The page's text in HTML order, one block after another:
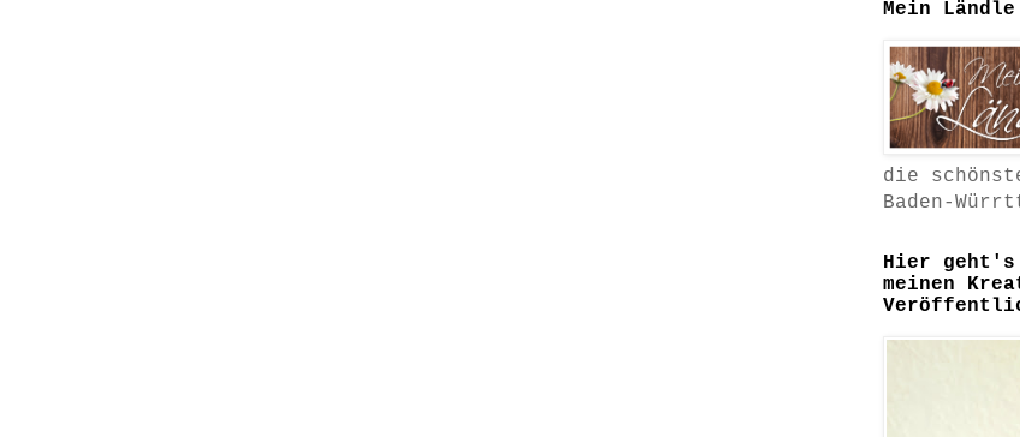
Mein Ländle
die
Baden-
Hier geht's
meinen